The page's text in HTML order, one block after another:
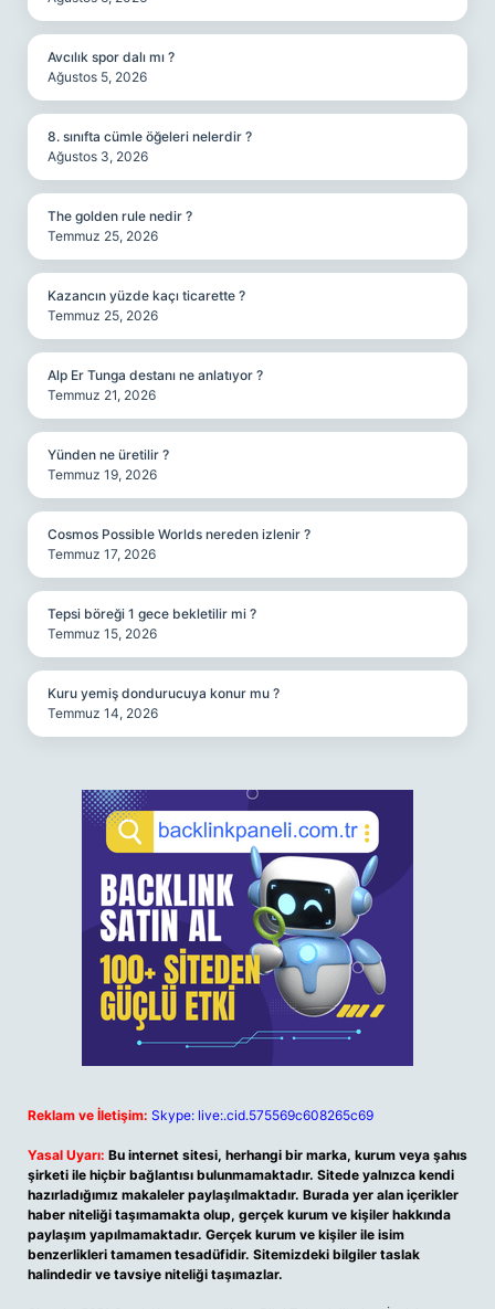
Avcılık spor dalı mı ?
Ağustos 5, 2026
8. sınıfta cümle öğeleri nelerdir ?
Ağustos 3, 2026
The golden rule nedir ?
Temmuz 25, 2026
Kazancın yüzde kaçı ticarette ?
Temmuz 25, 2026
Alp Er Tunga destanı ne anlatıyor ?
Temmuz 21, 2026
Yünden ne üretilir ?
Temmuz 19, 2026
Cosmos Possible Worlds nereden izlenir ?
Temmuz 17, 2026
Tepsi böreği 1 gece bekletilir mi ?
Temmuz 15, 2026
Kuru yemiş dondurucuya konur mu ?
Temmuz 14, 2026
Reklam ve İletişim: Skype: live:.cid.575569c608265c69
Yasal Uyarı: Bu internet sitesi, herhangi bir marka, kurum veya şahıs
şirketi ile hiçbir bağlantısı bulunmamaktadır. Sitede yalnızca kendi
hazırladığımız makaleler paylaşılmaktadır. Burada yer alan içerikler
haber niteliği taşımamakta olup, gerçek kurum ve kişiler hakkında
paylaşım yapılmamaktadır. Gerçek kurum ve kişiler ile isim
benzerlikleri tamamen tesadüfidir. Sitemizdeki bilgiler taslak
halindedir ve tavsiye niteliği taşımazlar.